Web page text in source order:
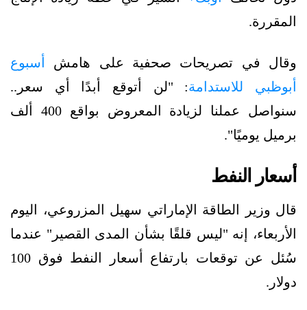
المقررة.
وقال في تصريحات صحفية على هامش
أسبوع
أبوظبي للاستدامة: "لن أتوقع أبدًا أي سعر..
سنواصل عملنا لزيادة المعروض بواقع 400 ألف
برميل يوميًا".
أسعار النفط
قال وزير الطاقة الإماراتي سهيل المزروعي، اليوم
الأربعاء، إنه "ليس قلقًا بشأن المدى القصير" عندما
سُئل عن توقعات بارتفاع أسعار النفط فوق 100
دولار.